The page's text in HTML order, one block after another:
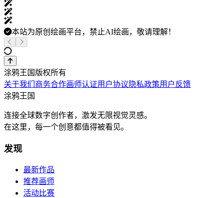
本站为原创绘画平台，禁止AI绘画，敬请理解！
涂鸦王国版权所有
关于我们 商务合作画师认证用户协议 隐私政策用户反馈
涂鸦王国
连接全球数字创作者，激发无限视觉灵感。
在这里，每一个创意都值得被看见。
发现
最新作品
推荐画师
活动比赛